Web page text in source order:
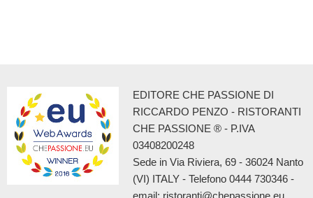
EDITORE CHE PASSIONE DI
RICCARDO PENZO - RISTORANTI
CHE PASSIONE ® - P.IVA
03408200248
Sede in Via Riviera, 69 - 36024 Nanto
(VI) ITALY - Telefono 0444 730346 -